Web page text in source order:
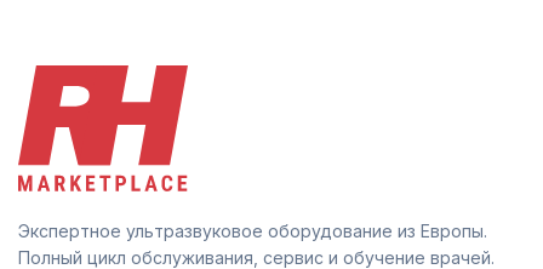
Экспертное ультразвуковое оборудование из Европы.
Полный цикл обслуживания, сервис и обучение врачей.